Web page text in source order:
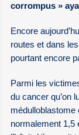
corrompus »
Encore
routes et dans
pourtant encore
Parmi les
du cancer qu’on
médulloblastome
normalement 1,5